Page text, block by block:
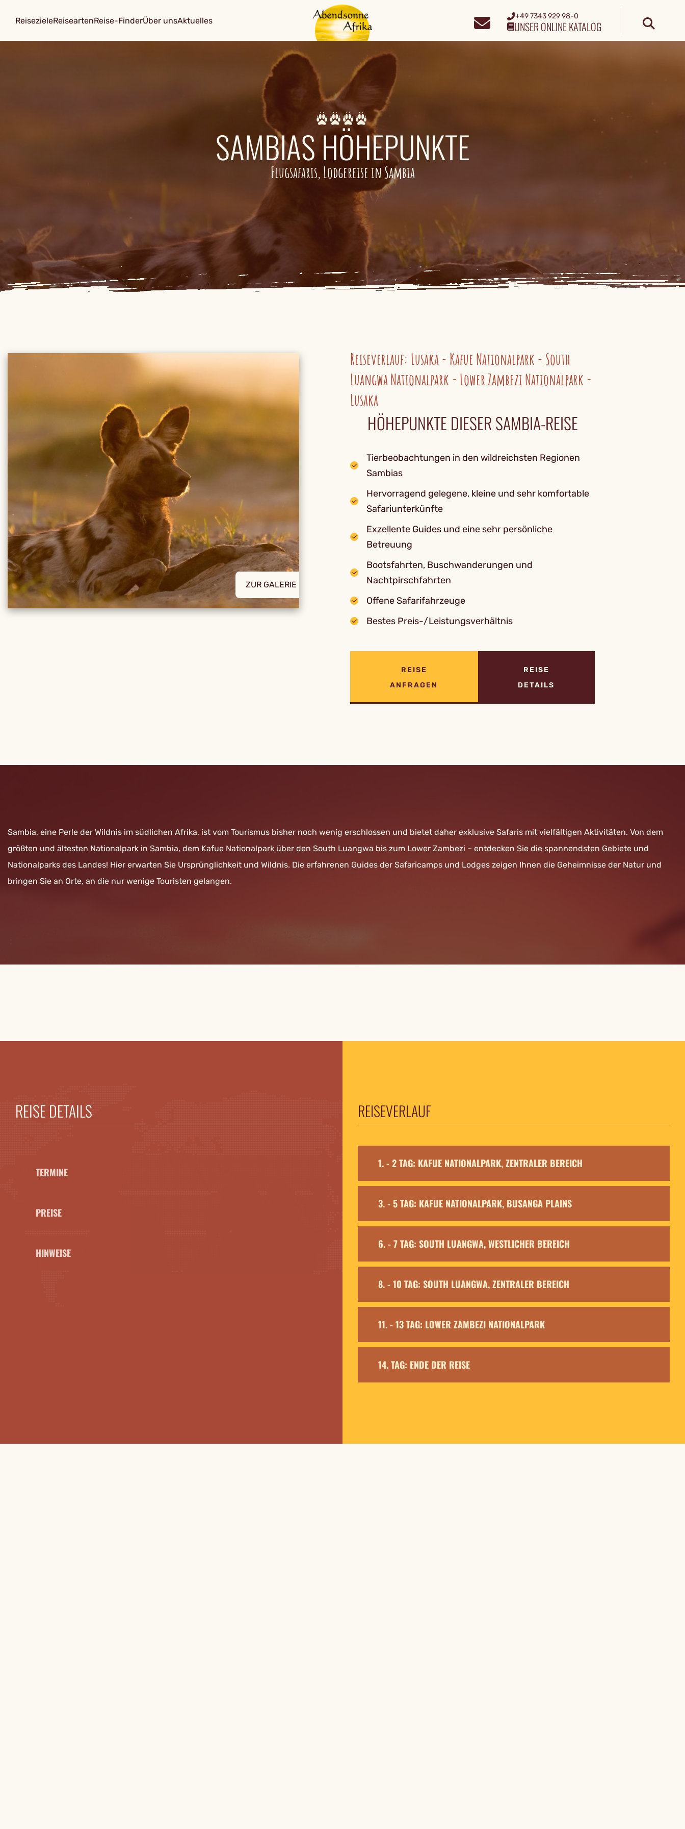
ReisezieleReiseartenReise-FinderÜber unsAktuelles +49 7343 929 98-0
UNSER ONLINE KATALOG
SAMBIAS HÖHEPUNKTE
Flugsafaris, Lodgereise in Sambia
ZUR GALERIE
Reiseverlauf: Lusaka - Kafue Nationalpark - South
Luangwa Nationalpark - Lower Zambezi Nationalpark -
Lusaka
HÖHEPUNKTE DIESER SAMBIA-REISE
Tierbeobachtungen in den wildreichsten Regionen
Sambias
Hervorragend gelegene, kleine und sehr komfortable
Safariunterkünfte
Exzellente Guides und eine sehr persönliche
Betreuung
Bootsfahrten, Buschwanderungen und
Nachtpirschfahrten
Offene Safarifahrzeuge
Bestes Preis-/Leistungsverhältnis
REISE
ANFRAGEN
REISE
DETAILS
Sambia, eine Perle der Wildnis im südlichen Afrika, ist vom Tourismus bisher noch wenig erschlossen und bietet daher exklusive Safaris mit vielfältigen Aktivitäten. Von dem
größten und ältesten Nationalpark in Sambia, dem Kafue Nationalpark über den South Luangwa bis zum Lower Zambezi – entdecken Sie die spannendsten Gebiete und
Nationalparks des Landes! Hier erwarten Sie Ursprünglichkeit und Wildnis. Die erfahrenen Guides der Safaricamps und Lodges zeigen Ihnen die Geheimnisse der Natur und
bringen Sie an Orte, an die nur wenige Touristen gelangen.
REISE DETAILS
TERMINE
PREISE
HINWEISE
REISEVERLAUF
1. - 2 TAG: KAFUE NATIONALPARK, ZENTRALER BEREICH
3. - 5 TAG: KAFUE NATIONALPARK, BUSANGA PLAINS
6. - 7 TAG: SOUTH LUANGWA, WESTLICHER BEREICH
8. - 10 TAG: SOUTH LUANGWA, ZENTRALER BEREICH
11. - 13 TAG: LOWER ZAMBEZI NATIONALPARK
14. TAG: ENDE DER REISE